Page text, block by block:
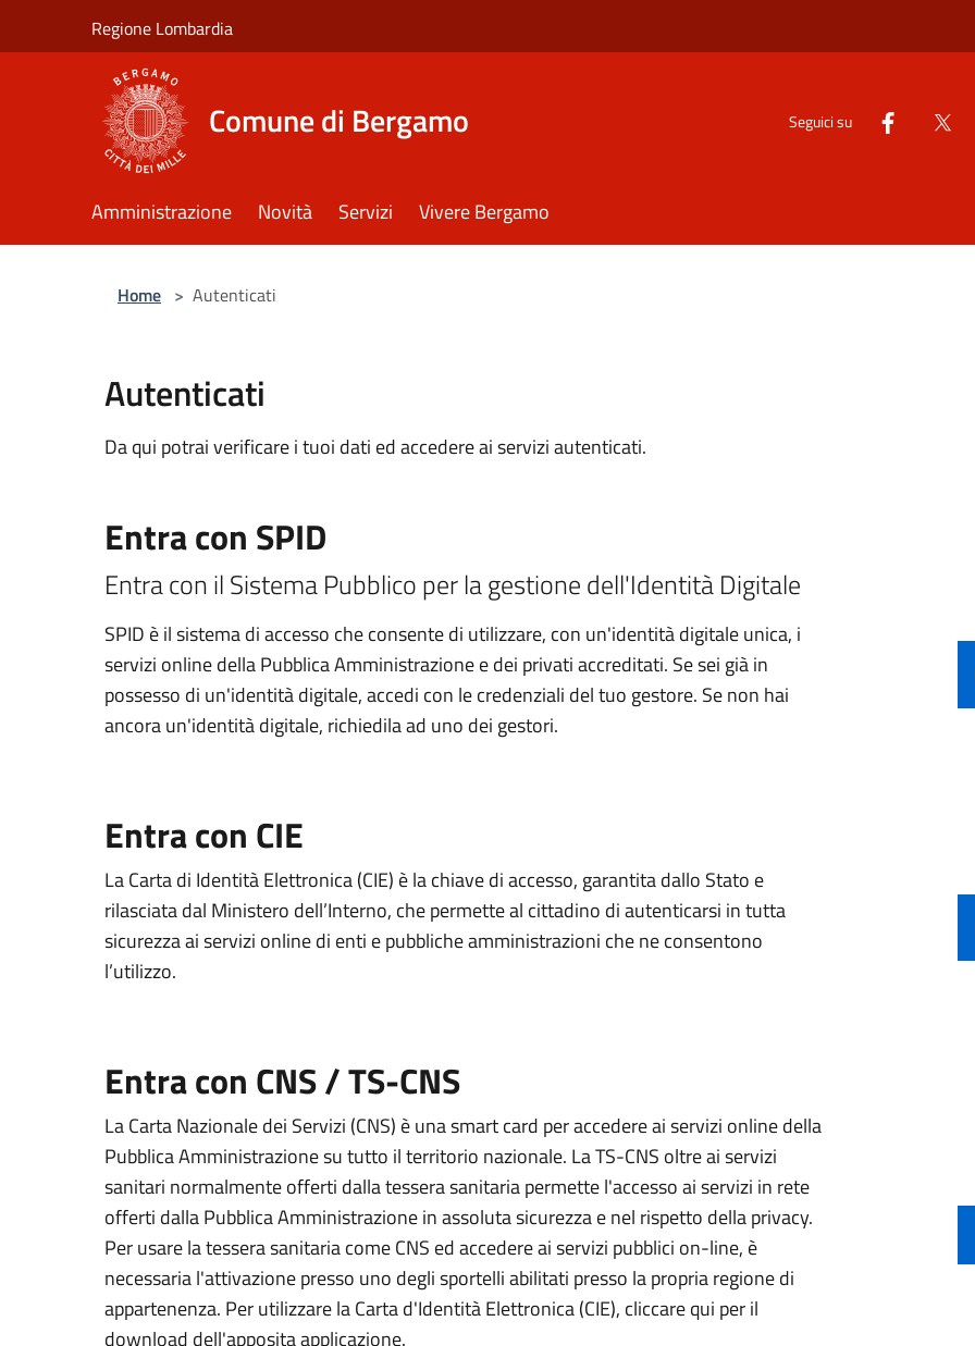
Regione Lombardia
Comune di Bergamo Seguici su
Amministrazione Novità Servizi Vivere Bergamo
Home > Autenticati
Autenticati
Da qui potrai verificare i tuoi dati ed accedere ai servizi autenticati.
Entra con SPID
Entra con il Sistema Pubblico per la gestione dell'Identità Digitale
SPID è il sistema di accesso che consente di utilizzare, con un'identità digitale unica, i
servizi online della Pubblica Amministrazione e dei privati accreditati. Se sei già in
possesso di un'identità digitale, accedi con le credenziali del tuo gestore. Se non hai
ancora un'identità digitale, richiedila ad uno dei gestori.
Entra con CIE
La Carta di Identità Elettronica (CIE) è la chiave di accesso, garantita dallo Stato e
rilasciata dal Ministero dell’Interno, che permette al cittadino di autenticarsi in tutta
sicurezza ai servizi online di enti e pubbliche amministrazioni che ne consentono
l’utilizzo.
Entra con CNS / TS-CNS
La Carta Nazionale dei Servizi (CNS) è una smart card per accedere ai servizi online della
Pubblica Amministrazione su tutto il territorio nazionale. La TS-CNS oltre ai servizi
sanitari normalmente offerti dalla tessera sanitaria permette l'accesso ai servizi in rete
offerti dalla Pubblica Amministrazione in assoluta sicurezza e nel rispetto della privacy.
Per usare la tessera sanitaria come CNS ed accedere ai servizi pubblici on-line, è
necessaria l'attivazione presso uno degli sportelli abilitati presso la propria regione di
appartenenza. Per utilizzare la Carta d'Identità Elettronica (CIE), cliccare qui per il
download dell'apposita applicazione.